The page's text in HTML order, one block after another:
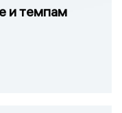
и темпам